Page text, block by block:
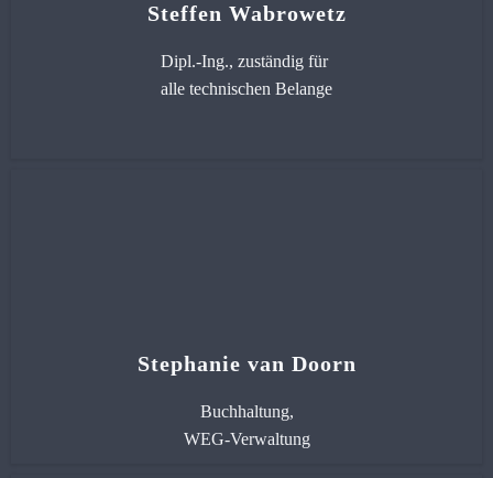
Steffen Wabrowetz
Dipl.-Ing., zuständig für
alle technischen Belange
Stephanie van Doorn
Buchhaltung,
WEG-Verwaltung